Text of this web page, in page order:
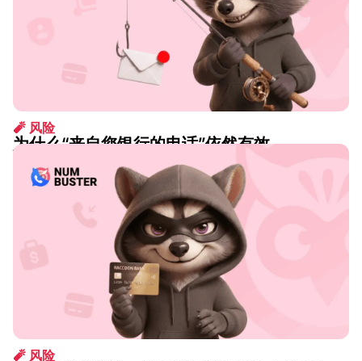
🧨 风险
为什么“来自您银行的电话”依然有效
🧨 风险